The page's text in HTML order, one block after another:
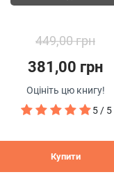
449,00 грн
381,00 грн
Оцініть цю книгу!
5 / 5
Купити